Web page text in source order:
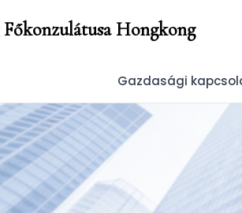
Főkonzulátusa Hongkong
Gazdasági